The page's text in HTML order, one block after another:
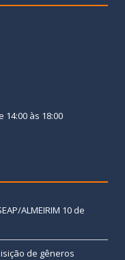
14:00 às 18:00
ALMEIRIM 10 de
de gêneros